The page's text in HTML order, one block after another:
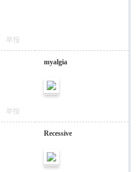
举报
myalgia
举报
Recessive